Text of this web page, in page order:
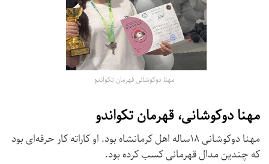
مهنا دوکوشانی قهرمان تکواندو
مهنا دوکوشانی، قهرمان تکواندو
مهنا دوکوشانی ۱۸ساله اهل کرمانشاه بود. او کاراته کار حرفه‌ای بود
که چندین مدال قهرمانی کسب کرده بود.